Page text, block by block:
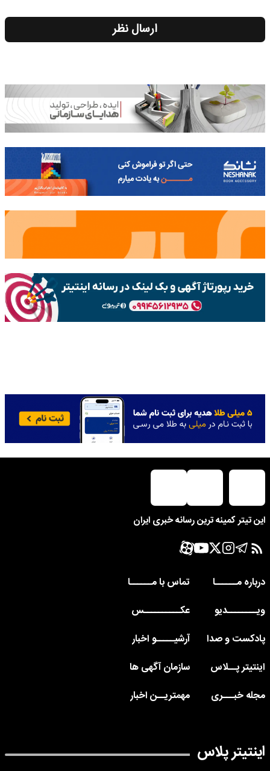
ارسال نظر
این تیتر کمینه ترین رسانه خبری ایران
درباره مــــــا
تماس با مــــــا
ویــــــــدیو
عکــــــــــس
پادکست و صدا
آرشیـــــو اخبار
اینتیتر پــلاس
سازمان آگهی ها
مجله خبـــری
مهمتریــن اخبار
اینتیتر پلاس